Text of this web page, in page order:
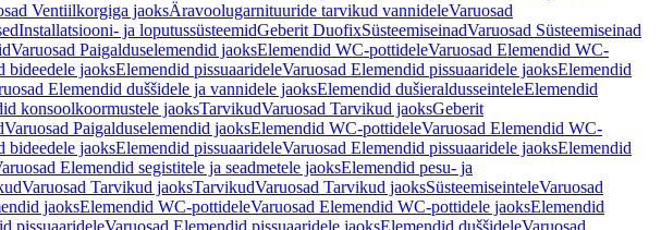
Ventiilkorgiga jaoksÄravoolugarnituuride tarvikud vannideleVaruosad
Installatsiooni- ja loputussüsteemidGeberit DuofixSüsteemiseinadVaruosad Süsteemiseinad
Varuosad Paigalduselemendid jaoksElemendid WC-pottideleVaruosad Elemendid WC-
bideedele jaoksElemendid pissuaarideleVaruosad Elemendid pissuaaridele jaoksElemendid
Elemendid duššidele ja vannidele jaoksElemendid dušieraldusseinteleElemendid
konsoolkoormustele jaoksTarvikudVaruosad Tarvikud jaoksGeberit
Varuosad Paigalduselemendid jaoksElemendid WC-pottideleVaruosad Elemendid WC-
bideedele jaoksElemendid pissuaarideleVaruosad Elemendid pissuaaridele jaoksElemendid
Elemendid segistitele ja seadmetele jaoksElemendid pesu- ja
Varuosad Tarvikud jaoksTarvikudVaruosad Tarvikud jaoksSüsteemiseinteleVaruosad
jaoksElemendid WC-pottideleVaruosad Elemendid WC-pottidele jaoksElemendid
pissuaarideleVaruosad Elemendid pissuaaridele jaoksElemendid duššideleVaruosad